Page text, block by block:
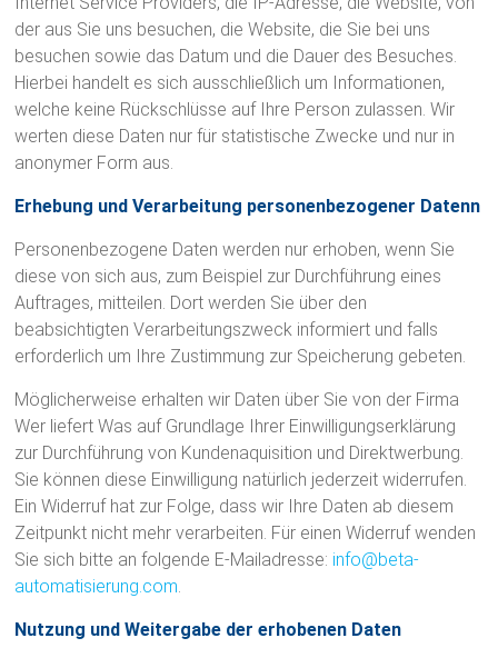
P
n
e
u
m
a
t
i
k
–
A
u
t
o
m
der aus Sie uns besuchen, die Website, die Sie bei uns
besuchen sowie das Datum und die Dauer des Besuches.
Hierbei handelt es sich ausschließlich um Informationen,
welche keine Rückschlüsse auf Ihre Person zulassen. Wir
werten diese Daten nur für statistische Zwecke und nur in
anonymer Form aus.
Erhebung und Verarbeitung personenbezogener Datenn
Personenbezogene Daten werden nur erhoben, wenn Sie
diese von sich aus, zum Beispiel zur Durchführung eines
Auftrages, mitteilen. Dort werden Sie über den
beabsichtigten Verarbeitungszweck informiert und falls
erforderlich um Ihre Zustimmung zur Speicherung gebeten.
Möglicherweise erhalten wir Daten über Sie von der Firma
Wer liefert Was auf Grundlage Ihrer Einwilligungserklärung
zur Durchführung von Kundenaquisition und Direktwerbung.
Sie können diese Einwilligung natürlich jederzeit widerrufen.
Ein Widerruf hat zur Folge, dass wir Ihre Daten ab diesem
Zeitpunkt nicht mehr verarbeiten. Für einen Widerruf wenden
Sie sich bitte an folgende E-Mailadresse: info@beta-
automatisierung.com.
Nutzung und Weitergabe der erhobenen Daten